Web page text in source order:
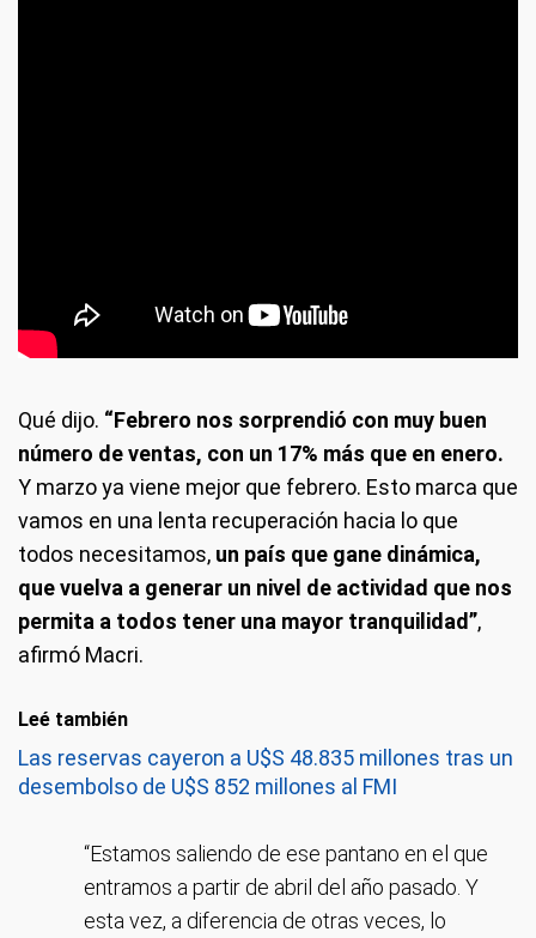
Qué dijo. “Febrero nos sorprendió con muy buen
número de ventas, con un 17% más que en enero.
Y marzo ya viene mejor que febrero. Esto marca que
vamos en una lenta recuperación hacia lo que
todos necesitamos, un país que gane dinámica,
que vuelva a generar un nivel de actividad que nos
permita a todos tener una mayor tranquilidad”,
afirmó Macri.
Leé también
Las reservas cayeron a U$S 48.835 millones tras un
desembolso de U$S 852 millones al FMI
“Estamos saliendo de ese pantano en el que
entramos a partir de abril del año pasado. Y
esta vez, a diferencia de otras veces, lo